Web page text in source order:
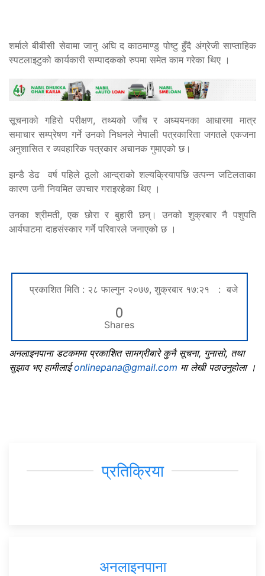
शर्माले बीबीसी सेवामा जानु अघि द काठमाण्डु पोष्टु हुँदै अंग्रेजी साप्ताहिक
स्पटलाइटुको कार्यकारी सम्पादकको रुपमा समेत काम गरेका थिए ।
सूचनाको गहिरो परीक्षण, तथ्यको जाँच र अध्ययनका आधारमा मात्र
समाचार सम्प्रेषण गर्ने उनको निधनले नेपाली पत्रकारिता जगतले एकजना
अनुशासित र व्यवहारिक पत्रकार अचानक गुमाएको छ।
झन्डै डेढ वर्ष पहिले ठूलो आन्द्राको शल्यक्रियापछि उत्पन्न जटिलताका
कारण उनी नियमित उपचार गराइरहेका थिए ।
उनका श्रीमती, एक छोरा र बुहारी छन्। उनको शुक्रबार नै पशुपति
आर्यघाटमा दाहसंस्कार गर्ने परिवारले जनाएको छ ।
प्रकाशित मिति : २८ फाल्गुन २०७७, शुक्रबार १७:२१ : बजे
0
Shares
अनलाइनपाना डटकममा प्रकाशित सामग्रीबारे कुनै सूचना, गुनासो, तथा
सुझाव भए हामीलाईonlinepana@gmail.com मा लेखी पठाउनुहोला ।
प्रतिक्रिया
अनलाइनपाना